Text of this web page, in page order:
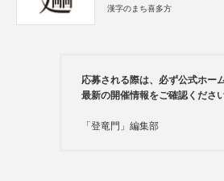
漢字のまち喜多方
応募される際は、必ず公式ホー
最新の開催情報をご確認ください
「登竜門」編集部